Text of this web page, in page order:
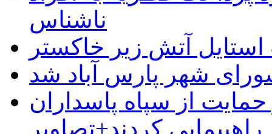
ناشناس
آتش زیر خاکستر
شهر پارس آباد شد
از سپاه پاسداران
راهپیمایی کردند+تصاویر